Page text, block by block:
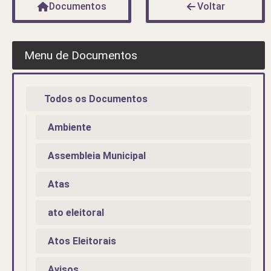
Documentos Voltar
Menu de Documentos
Todos os Documentos
Ambiente
Assembleia Municipal
Atas
ato eleitoral
Atos Eleitorais